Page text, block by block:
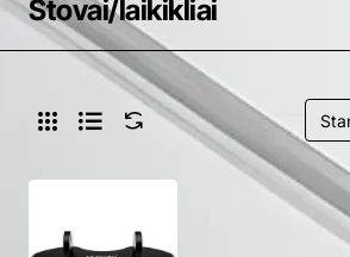
Stovai/laikikliai